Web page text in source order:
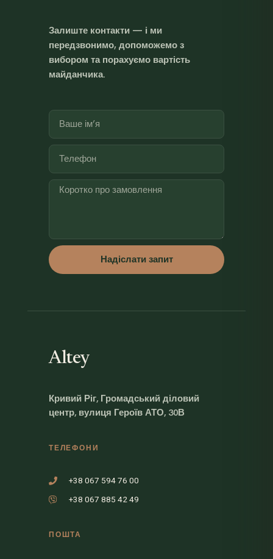
Залиште контакти — і ми
передзвонимо, допоможемо з
вибором та порахуємо вартість
майданчика.
Надіслати запит
Altey
Кривий Ріг, Громадський діловий
центр, вулиця Героїв АТО, 30В
ТЕЛЕФОНИ
+38 067 594 76 00
+38 067 885 42 49
ПОШТА